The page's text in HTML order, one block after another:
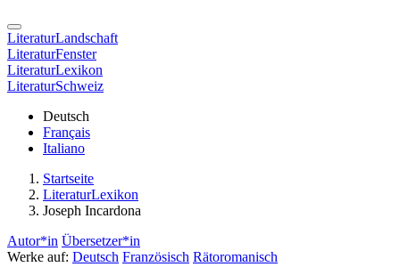
LiteraturLandschaft
LiteraturFenster
LiteraturLexikon
LiteraturSchweiz
Deutsch
Français
Italiano
Startseite
LiteraturLexikon
Joseph Incardona
Autor*in Übersetzer*in
Werke auf: Deutsch Französisch Rätoromanisch